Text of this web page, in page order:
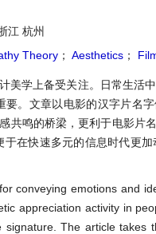
江 杭州
Theory ； Aesthetics ；
美学上备受关注。日常生活
。文章以电影的汉字片名
共鸣的桥梁，更利于电影
在快速多元的信息时代更
conveying emotions and
appreciation activity in
signature. The article